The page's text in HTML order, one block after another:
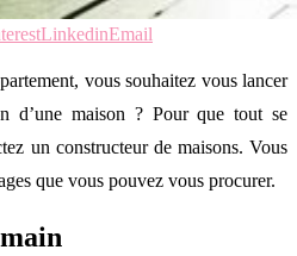
LinkedinEmail
vous souhaitez vous lancer
d’une maison ? Pour que tout se
un constructeur de maisons. Vous
que vous pouvez vous procurer.